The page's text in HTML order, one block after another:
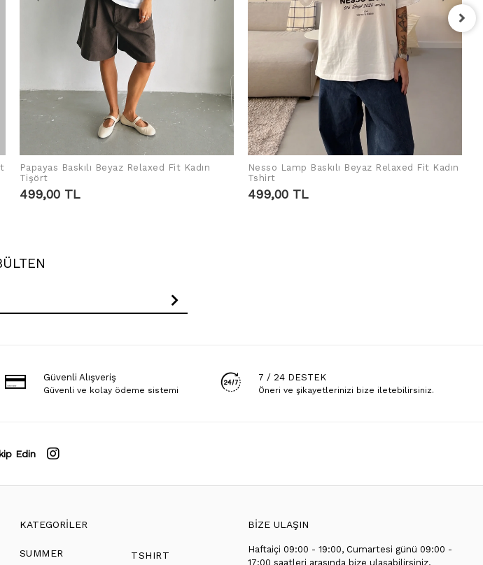
SEPETE EKLE
Papayas Baskılı Beyaz Relaxed Fit Kadın
Tişört
499,00 TL
SEPETE EKLE
Nesso Lamp Baskılı Beyaz Relaxed Fit Kadın
Tshirt
499,00 TL
Güvenli Alışveriş
Güvenli ve kolay ödeme sistemi
7 / 24 DESTEK
Öneri ve şikayetlerinizi bize iletebilirsiniz.
Edin
KATEGORİLER
SUMMER TSHIRT
BİZE ULAŞIN
Haftaiçi 09:00 - 19:00, Cumartesi günü 09:00 -
17:00 saatleri arasında bize ulaşabilirsiniz.